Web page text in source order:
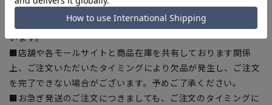
■ブラウザやお使いのモニター環境、また撮影時の室内外の光
加減により、実際の商品と掲載画像の色味が異なる場合がござ
います。
■店舗や各モールサイトと商品在庫を共有しております関係
上、ご注文いただいたタイミングにより欠品が発生し、ご注文
を完了できない場合がございます。予めご了承ください。
■お急ぎ発送のご注文につきましても、ご注文のタイミングに